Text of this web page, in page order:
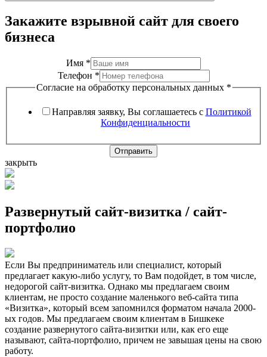
Закажите взрывной сайт для своего
бизнеса
Имя *
Телефон *
Согласие на обработку персональных данных *
Направляя заявку, Вы соглашаетесь с Политикой
Конфиденциальности
Отправить
закрыть
Развернутый сайт-визитка / сайт-
портфолио
Если Вы предприниматель или специалист, который
предлагает какую-либо услугу, то Вам подойдет, в том числе,
недорогой сайт-визитка. Однако мы предлагаем своим
клиентам, не просто создание маленького веб-сайта типа
«Визитка», который всем запомнился форматом начала 2000-
ых годов. Мы предлагаем своим клиентам в Бишкеке
создание развернутого сайта-визитки или, как его еще
называют, сайта-портфолио, причем не завышая цены на свою
работу.